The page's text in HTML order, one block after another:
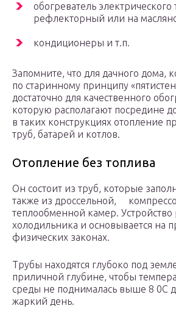
обогреватель электрического
рефлекторный или на
кондиционеры и т.п.
Запомните, что для дачного дома,
по старинному принципу
достаточно для качественного
которую располагают посредине
в таких конструкциях отопление
труб, батарей и котлов.
Отопление без топлива
Он состоит из труб, которые
также из дроссельной,
теплообменной камер. Устройство
холодильника и основывается на
физических законах.
Трубы находятся глубоко под
приличной глубине, чтобы
среды не поднималась выше 8 0C
жаркий день.